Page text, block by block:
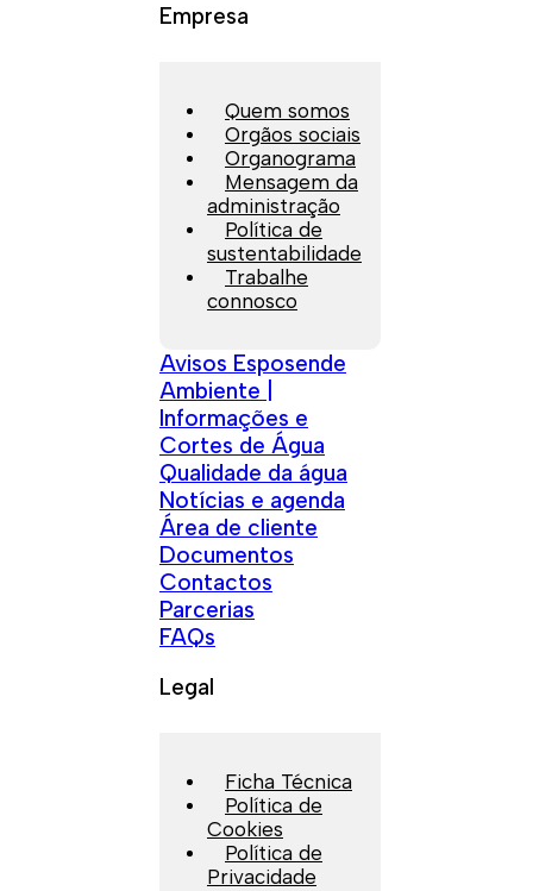
Empresa
Quem somos
Orgãos sociais
Organograma
Mensagem da
administração
Política de
sustentabilidade
Trabalhe
connosco
Avisos Esposende
Ambiente |
Informações e
Cortes de Água
Qualidade da água
Notícias e agenda
Área de cliente
Documentos
Contactos
Parcerias
FAQs
Legal
Ficha Técnica
Política de
Cookies
Política de
Privacidade